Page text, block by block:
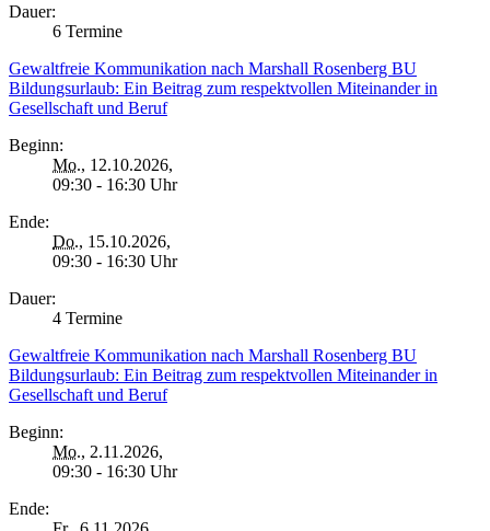
Dauer:
6 Termine
Gewaltfreie Kommunikation nach Marshall Rosenberg BU
Bildungsurlaub: Ein Beitrag zum respektvollen Miteinander in
Gesellschaft und Beruf
Beginn:
Mo., 12.10.2026,
09:30 - 16:30 Uhr
Ende:
Do., 15.10.2026,
09:30 - 16:30 Uhr
Dauer:
4 Termine
Gewaltfreie Kommunikation nach Marshall Rosenberg BU
Bildungsurlaub: Ein Beitrag zum respektvollen Miteinander in
Gesellschaft und Beruf
Beginn:
Mo., 2.11.2026,
09:30 - 16:30 Uhr
Ende: